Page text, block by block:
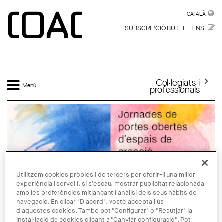
CATALÀ
SUBSCRIPCIÓ BUTLLETINS
Menú Col·legiats i
professionals
Utilitzem cookies pròpies i de tercers per oferir-li una millor
experiència i servei i, si s'escau, mostrar publicitat relacionada
amb les preferències mitjançant l'anàlisi dels seus hàbits de
navegació. En clicar "D'acord", vostè accepta l'ús
d'aquestes cookies. També pot "Configurar" o "Rebutjar" la
instal·lació de cookies clicant a "Canviar configuració". Pot